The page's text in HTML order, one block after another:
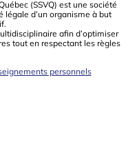
(SSVQ) est une société
légale d’un organisme à but
aﬁn d’optimiser
tout en respectant les règles
personnels